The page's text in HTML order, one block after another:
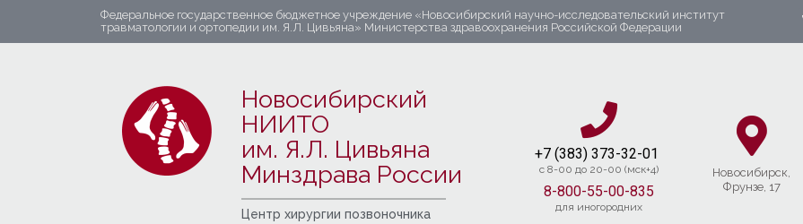
Федеральное государственное бюджетное учреждение «Новосибирский научно-исследовательский институт
травматологии и ортопедии им. Я.Л. Цивьяна» Министерства здравоохранения Российской Федерации
Новосибирский
НИИТО
им. Я.Л. Цивьяна
Минздрава России
Центр хирургии позвоночника
+7 (383) 373-32-01​
c 8-00 до 20-00 (мск+4)
8-800-55-00-835
для иногородних
Новосибирcк,
Фрунзе, 17